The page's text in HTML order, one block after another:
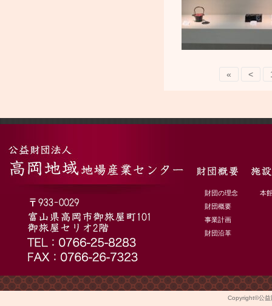
« <
財団の理念
財団概要
事業計画
財団沿革
本
Copyright©公益